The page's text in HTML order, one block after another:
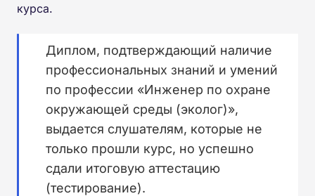
курса.
Диплом, подтверждающий наличие
профессиональных знаний и умений
по профессии «Инженер по охране
окружающей среды (эколог)»,
выдается слушателям, которые не
только прошли курс, но успешно
сдали итоговую аттестацию
(тестирование).